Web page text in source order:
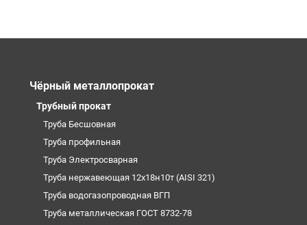
Чёрный металлопрокат
Трубный прокат
Труба Бесшовная
Труба профильная
Труба Электросварная
Труба нержавеющая 12х18н10т (AISI 321)
Труба водогазопроводная ВГП
Труба металлическая ГОСТ 8732-78